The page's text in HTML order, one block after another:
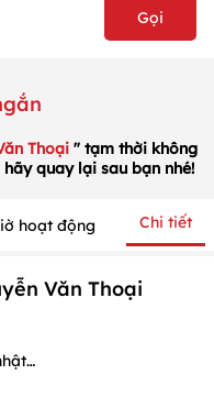
Gọi
Thoại " tạm thời không
quay lại sau bạn nhé!
hoạt động Chi tiết
Văn Thoại